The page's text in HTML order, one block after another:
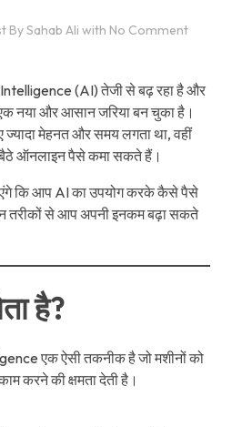
By Sahab Ali with No Comment
(AI) तेजी से बढ़ रहा है और
नया और आसान जरिया बन चुका है।
मेहनत और समय लगता था, वहीं
ऑनलाइन पैसे कमा सकते हैं।
कि आप AI का उपयोग करके कैसे पैसे
से आप अपनी इनकम बढ़ा सकते
है?
एक ऐसी तकनीक है जो मशीनों को
करने की क्षमता देती है।